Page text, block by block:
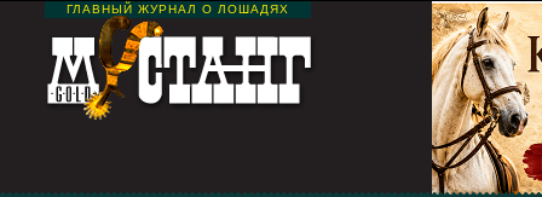
ГЛАВНЫЙ ЖУРНАЛ О ЛОШАДЯХ